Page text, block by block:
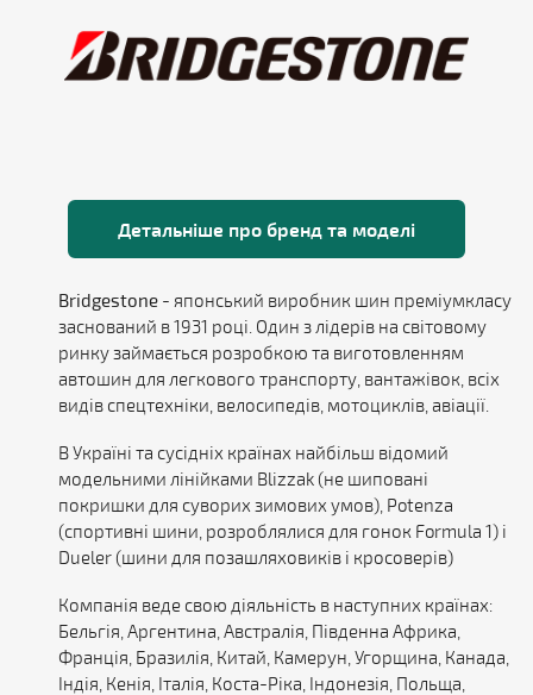
Bridgestone - японський виробник шин преміумкласу
заснований в 1931 році. Один з лідерів на світовому
ринку займається розробкою та виготовленням
автошин для легкового транспорту, вантажівок, всіх
видів спецтехніки, велосипедів, мотоциклів, авіації.
В Україні та сусідніх країнах найбільш відомий
модельними лінійками Blizzak (не шиповані
покришки для суворих зимових умов), Potenza
(спортивні шини, розроблялися для гонок Formula 1) і
Dueler (шини для позашляховиків і кросоверів)
Компанія веде свою діяльність в наступних країнах:
Бельгія, Аргентина, Австралія, Південна Африка,
Франція, Бразилія, Китай, Камерун, Угорщина, Канада,
Індія, Кенія, Італія, Коста-Ріка, Індонезія, Польща,
Детальніше про бренд та моделі